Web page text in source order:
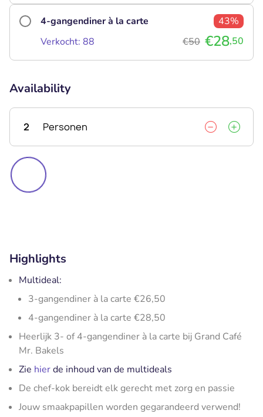
4-gangendiner à la carte
43%
Verkocht: 88
€50 €28,50
Availability
2 Personen
Highlights
Multideal:
3-gangendiner à la carte €26,50
4-gangendiner à la carte €28,50
Heerlijk 3- of 4-gangendiner à la carte bij Grand Café
Mr. Bakels
Zie hierde inhoud van de multideals
De chef-kok bereidt elk gerecht met zorg en passie
Jouw smaakpapillen worden gegarandeerd verwend!